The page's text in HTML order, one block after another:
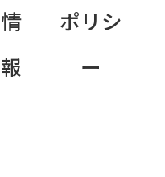
情
報
ポリシ
ー
一括問
化